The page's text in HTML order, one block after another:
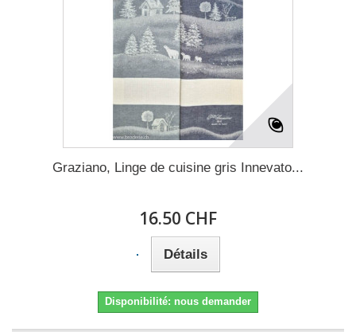
Graziano, Linge de cuisine gris Innevato...
16.50 CHF
Détails
Disponibilité: nous demander